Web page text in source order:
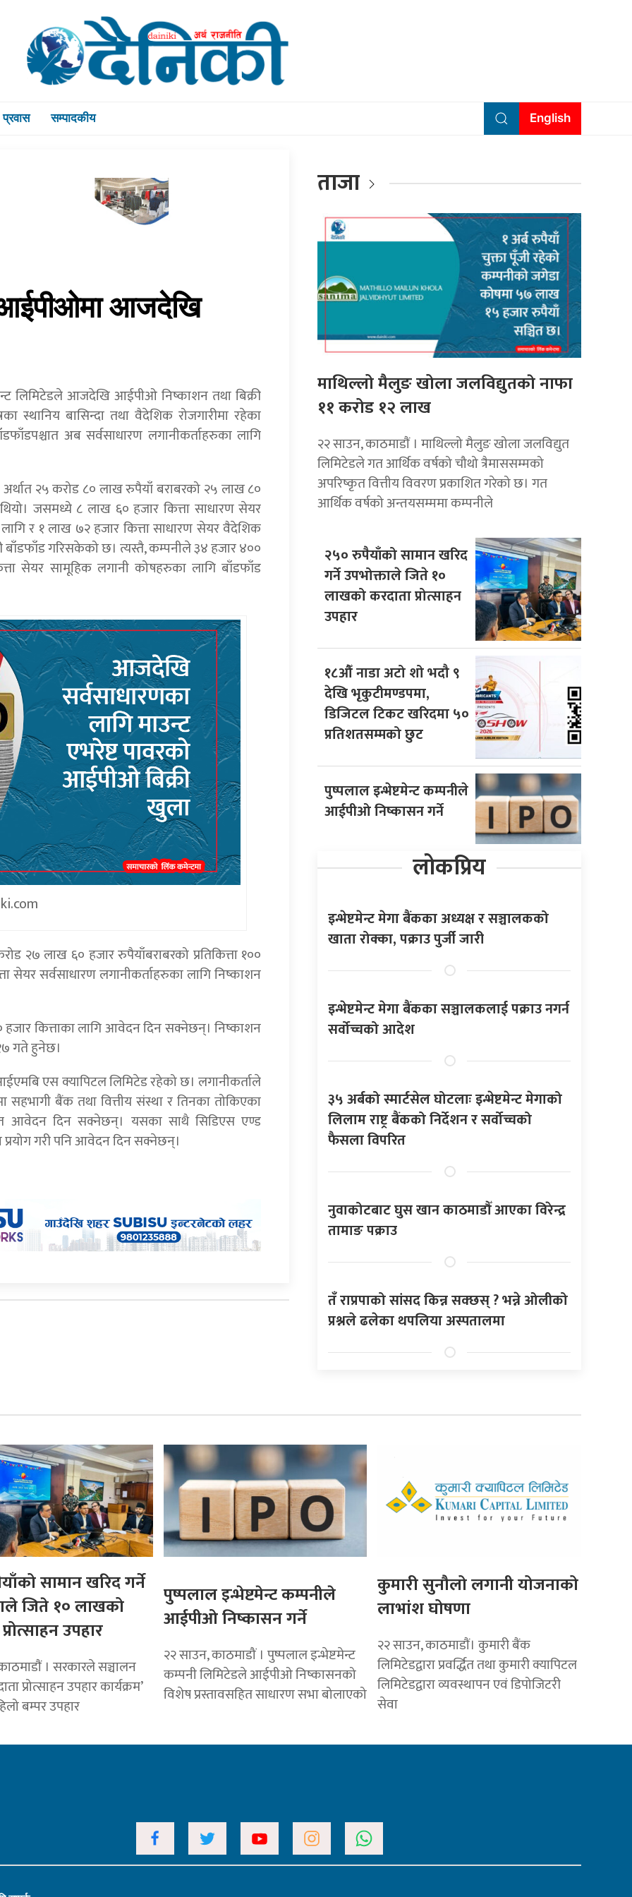
प्रवास सम्पादकीय English
आईपीओमा आजदेखि
लिमिटेडले आजदेखि आईपीओ निष्काशन तथा बिक्री
स्थानिय बासिन्दा तथा वैदेशिक रोजगारीमा रहेका
अब सर्वसाधारण लगानीकर्ताहरुका लागि
२५ करोड ८० लाख रुपैयाँ बराबरको २५ लाख ८०
जसमध्ये ८ लाख ६० हजार कित्ता साधारण सेयर
लागि र १ लाख ७२ हजार कित्ता साधारण सेयर वैदेशिक
बाँडफाँड गरिसकेको छ। त्यस्तै, कम्पनीले ३४ हजार ४००
सेयर सामूहिक लगानी कोषहरुका लागि बाँडफाँड
२७ लाख ६० हजार रुपैयाँबराबरको प्रतिकित्ता १००
सर्वसाधारण लगानीकर्ताहरुका लागि निष्काशन
कित्ताका लागि आवेदन दिन सक्नेछन्। निष्काशन
गते हुनेछ।
एस क्यापिटल लिमिटेड रहेको छ। लगानीकर्ताले
सहभागी बैंक तथा वित्तीय संस्था र तिनका तोकिएका
आवेदन दिन सक्नेछन्। यसका साथै सिडिएस एण्ड
गरी पनि आवेदन दिन सक्नेछन्।
ताजा
माथिल्लो मैलुङ खोला जलविद्युतकाे नाफा
११ करोड १२ लाख
२२ साउन, काठमाडाैं । माथिल्लो मैलुङ खोला जलविद्युत
लिमिटेडले गत आर्थिक वर्षको चौथो त्रैमाससम्मको
अपरिष्कृत वित्तीय विवरण प्रकाशित गरेको छ। गत
आर्थिक वर्षको अन्तयसम्ममा कम्पनीले
२५० रुपैयाँको सामान खरिद
गर्ने उपभोक्ताले जिते १०
लाखको करदाता प्रोत्साहन
उपहार
१८औँ नाडा अटो शो भदौ ९
देखि भृकुटीमण्डपमा,
डिजिटल टिकट खरिदमा ५०
प्रतिशतसम्मको छुट
पुष्पलाल इन्भेष्टमेन्ट कम्पनीले
आईपीओ निष्कासन गर्ने
लोकप्रिय
इन्भेष्टमेन्ट मेगा बैंकका अध्यक्ष र सञ्चालकको
खाता रोक्का, पक्राउ पुर्जी जारी
इन्भेष्टमेन्ट मेगा बैंकका सञ्चालकलाई पक्राउ नगर्न
सर्वोच्चको आदेश
३५ अर्बको स्मार्टसेल घोटलाः इन्भेष्टमेन्ट मेगाको
लिलाम राष्ट्र बैंकको निर्देशन र सर्वोच्चको
फैसला विपरित
नुवाकोटबाट घुस खान काठमाडौँ आएका विरेन्द्र
तामाङ पक्राउ
तँ राप्रपाको सांसद किन्न सक्छस् ? भन्ने ओलीको
प्रश्नले ढलेका थपलिया अस्पतालमा
सामान खरिद गर्ने
जिते १० लाखको
उपहार
। सरकारले सञ्चालन
प्रोत्साहन उपहार कार्यक्रम’
बम्पर उपहार
पुष्पलाल इन्भेष्टमेन्ट कम्पनीले
आईपीओ निष्कासन गर्ने
२२ साउन, काठमाडौं । पुष्पलाल इन्भेष्टमेन्ट
कम्पनी लिमिटेडले आईपीओ निष्कासनको
विशेष प्रस्तावसहित साधारण सभा बोलाएको
कुमारी सुनौलो लगानी योजनाको
लाभांश घोषणा
२२ साउन, काठमाडाैं। कुमारी बैंक
लिमिटेडद्वारा प्रवर्द्धित तथा कुमारी क्यापिटल
लिमिटेडद्वारा व्यवस्थापन एवं डिपोजिटरी
सेवा